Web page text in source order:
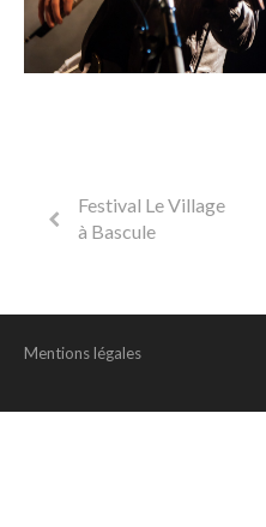
Festival Le Village
à Bascule
Mentions légales